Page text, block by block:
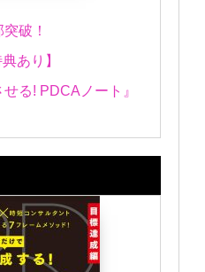
破！
あり】
る! PDCAノート』